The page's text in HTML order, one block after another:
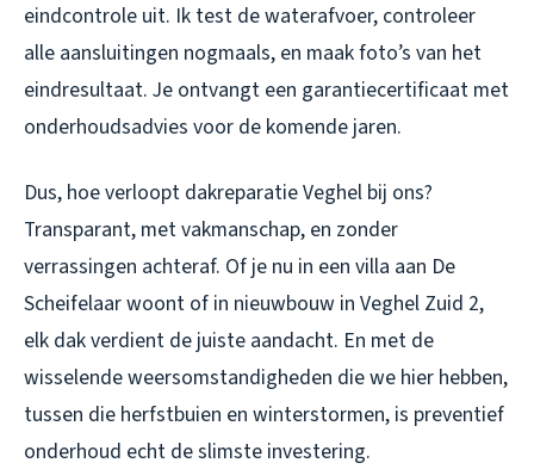
eindcontrole uit. Ik test de waterafvoer, controleer
alle aansluitingen nogmaals, en maak foto’s van het
eindresultaat. Je ontvangt een garantiecertificaat met
onderhoudsadvies voor de komende jaren.
Dus, hoe verloopt dakreparatie Veghel bij ons?
Transparant, met vakmanschap, en zonder
verrassingen achteraf. Of je nu in een villa aan De
Scheifelaar woont of in nieuwbouw in Veghel Zuid 2,
elk dak verdient de juiste aandacht. En met de
wisselende weersomstandigheden die we hier hebben,
tussen die herfstbuien en winterstormen, is preventief
onderhoud echt de slimste investering.